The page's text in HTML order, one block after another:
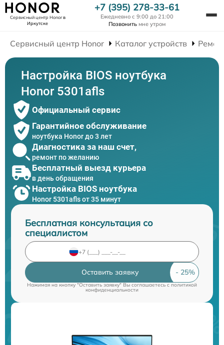
Сервисный центр Honorв
Иркутске
+7 (395) 278-33-61
Ежедневно с 9:00 до 21:00
Позвонить мне утром
Сервисный центр Honor Каталог устройств
Настройка BIOS ноутбука
Honor 5301afls
Официальный сервис
Гарантийное обслуживание
ноутбука Honor до 3 лет
Диагностика за наш счет,
ремонт по желанию
Бесплатный выезд курьера
в день обращения
Настройка BIOS ноутбука
Honor 5301afls от 35 минут
Бесплатная консультация со
специалистом
Оставить заявку
Нажимая на кнопку "Оставить заявку" Вы соглашаетесь cполитикой
конфиденциальности